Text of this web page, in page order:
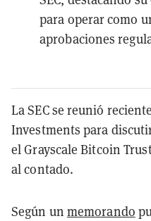
para operar como
aprobaciones
La SEC se reunió
Investments para
el Grayscale Bitcoin
al contado.
Según un memorando